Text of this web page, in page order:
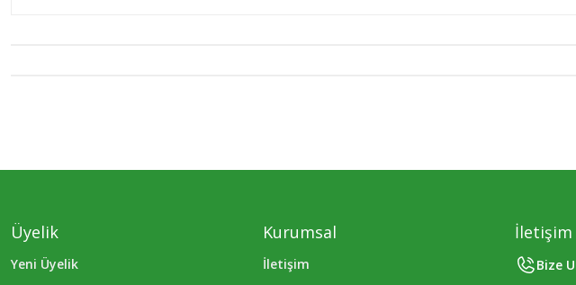
Üyelik
Yeni Üyelik
Kurumsal
İletişim
İletişim
Bize